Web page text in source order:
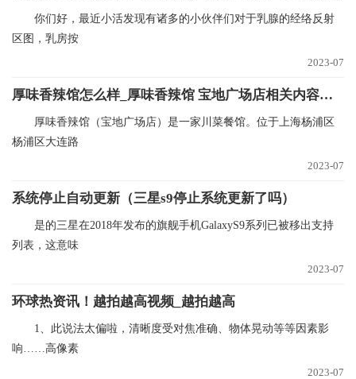
你们好，最近小活发现有诸多的小伙伴们对于乳腺的经络反射
区图，乳房按
2023-07
厚味香辣馆怎么样_厚味香辣馆 宝地广场店相关内容简介介绍_焦点速看
厚味香辣馆（宝地广场店）是一家川菜餐馆。位于上海杨浦区
杨浦区大连路
2023-07
系统停止自动更新（三星s9停止系统更新了吗）
是的三星在2018年发布的旗舰手机GalaxyS9系列已被移出支持
列表，这意味
2023-07
环球热资讯！越拍越高视频_越拍越高
1、此说法太偏啦，清晰度受对焦准确、物体晃动等等因素影
响……高像素
2023-07